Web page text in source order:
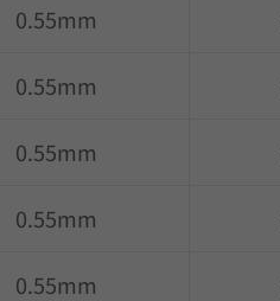
0.55mm
0.55mm
0.55mm
0.55mm
0.55mm